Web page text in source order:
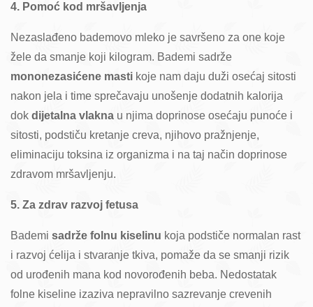
4. Pomoć kod mršavljenja
Nezaslađeno bademovo mleko je savršeno za one koje
žele da smanje koji kilogram. Bademi sadrže
mononezasićene masti koje nam daju duži osećaj sitosti
nakon jela i time sprečavaju unošenje dodatnih kalorija
dok dijetalna vlakna u njima doprinose osećaju punoće i
sitosti, podstiču kretanje creva, njihovo pražnjenje,
eliminaciju toksina iz organizma i na taj način doprinose
zdravom mršavljenju.
5. Za zdrav razvoj fetusa
Bademi sadrže folnu kiselinu koja podstiče normalan rast
i razvoj ćelija i stvaranje tkiva, pomaže da se smanji rizik
od urođenih mana kod novorođenih beba. Nedostatak
folne kiseline izaziva nepravilno sazrevanje crevenih